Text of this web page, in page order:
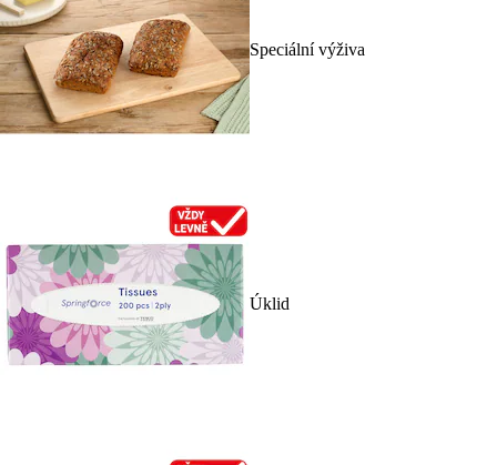
Speciální výživa
Úklid